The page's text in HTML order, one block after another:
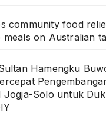
community food
on Australian
Hamengku
Jogja-Solo untuk